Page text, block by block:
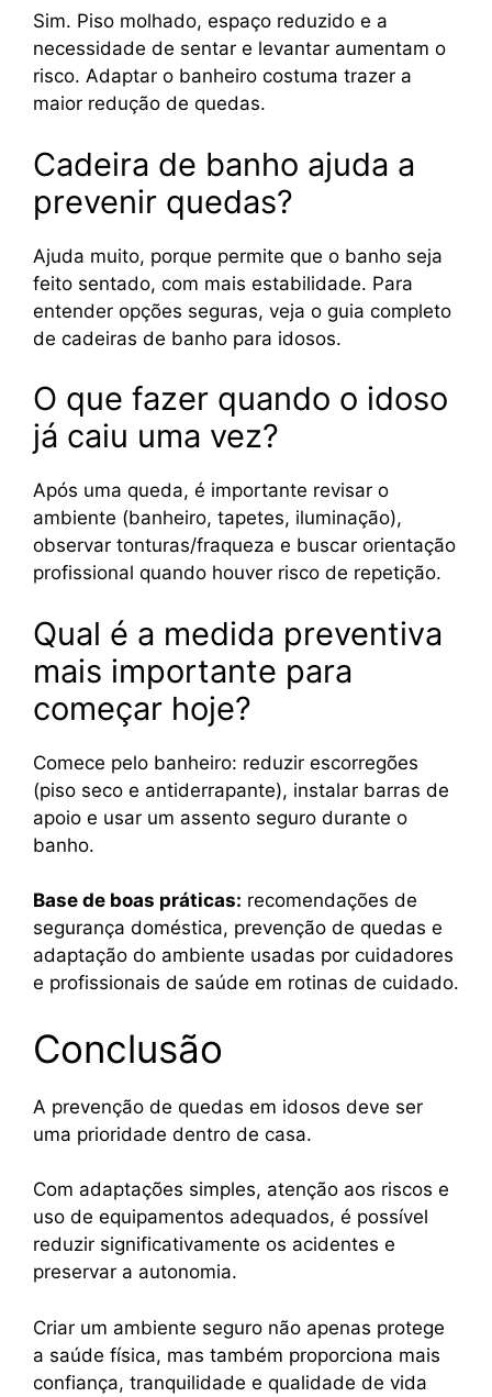
Sim. Piso molhado, espaço reduzido e a
necessidade de sentar e levantar aumentam o
risco. Adaptar o banheiro costuma trazer a
maior redução de quedas.
Cadeira de banho ajuda a
prevenir quedas?
Ajuda muito, porque permite que o banho seja
feito sentado, com mais estabilidade. Para
entender opções seguras, veja o guia completo
de cadeiras de banho para idosos.
O que fazer quando o idoso
já caiu uma vez?
Após uma queda, é importante revisar o
ambiente (banheiro, tapetes, iluminação),
observar tonturas/fraqueza e buscar orientação
profissional quando houver risco de repetição.
Qual é a medida preventiva
mais importante para
começar hoje?
Comece pelo banheiro: reduzir escorregões
(piso seco e antiderrapante), instalar barras de
apoio e usar um assento seguro durante o
banho.
Base de boas práticas: recomendações de
segurança doméstica, prevenção de quedas e
adaptação do ambiente usadas por cuidadores
e profissionais de saúde em rotinas de cuidado.
Conclusão
A prevenção de quedas em idosos deve ser
uma prioridade dentro de casa.
Com adaptações simples, atenção aos riscos e
uso de equipamentos adequados, é possível
reduzir significativamente os acidentes e
preservar a autonomia.
Criar um ambiente seguro não apenas protege
a saúde física, mas também proporciona mais
confiança, tranquilidade e qualidade de vida